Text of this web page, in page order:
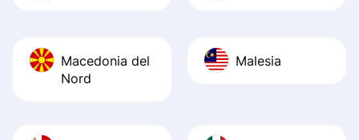
Macedonia del
Nord
Malesia